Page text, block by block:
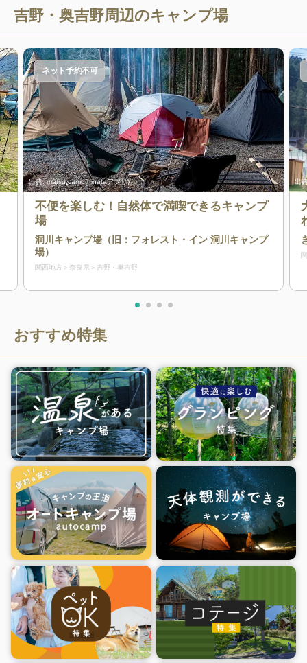
吉野・奥吉野周辺のキャンプ場
出典:matsu.camp(hinataアプリ)
ネット予約不可
不便を楽しむ！自然体で満喫できるキャンプ
場
洞川キャンプ場（旧：フォレスト・イン 洞川キャンプ
場）
関西地方 奈良県 吉野・奥吉野
出
おすすめ特集